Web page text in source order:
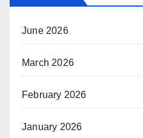
June 2026
March 2026
February 2026
January 2026